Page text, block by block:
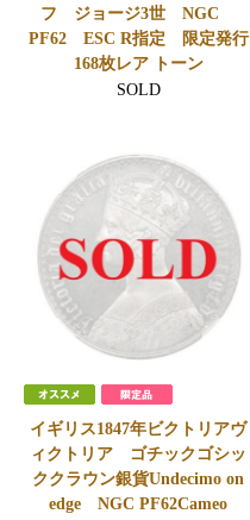
フ ジョージ3世 NGC
PF62 ESC R指定 限定発行
168枚レア トーン
SOLD
イギリス1847年ビクトリアヴ
ィクトリア ゴチックゴシッ
ククラウン銀貨Undecimo on
edge NGC PF62Cameo